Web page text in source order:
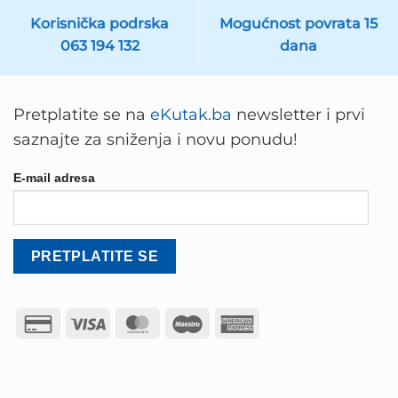
Korisnička podrska
063 194 132
Mogućnost povrata 15
dana
Pretplatite se na eKutak.ba newsletter i prvi
saznajte za sniženja i novu ponudu!
E-mail adresa
Credit
Visa MasterCard
Maestro